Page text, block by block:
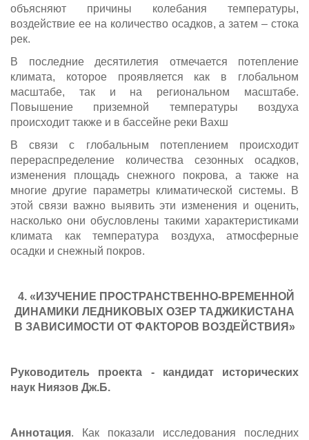
объясняют причины колебания температуры,
воздействие ее на количество осадков, а затем – стока
рек.
В последние десятилетия отмечается потепление
климата, которое проявляется как в глобальном
масштабе, так и на региональном масштабе.
Повышение приземной температуры воздуха
происходит также и в бассейне реки Вахш
В связи с глобальным потеплением происходит
перераспределение количества сезонных осадков,
изменения площадь снежного покрова, а также на
многие другие параметры климатической системы. В
этой связи важно выявить эти изменения и оценить,
насколько они обусловлены такими характеристиками
климата как температура воздуха, атмосферные
осадки и снежный покров.
4. «ИЗУЧЕНИЕ ПРОСТРАНСТВЕННО-ВРЕМЕННОЙ
ДИНАМИКИ ЛЕДНИКОВЫХ ОЗЕР ТАДЖИКИСТАНА
В ЗАВИСИМОСТИ ОТ ФАКТОРОВ ВОЗДЕЙСТВИЯ»
Руководитель проекта - кандидат исторических
наук Ниязов Дж.Б.
Аннотация. Как показали исследования последних